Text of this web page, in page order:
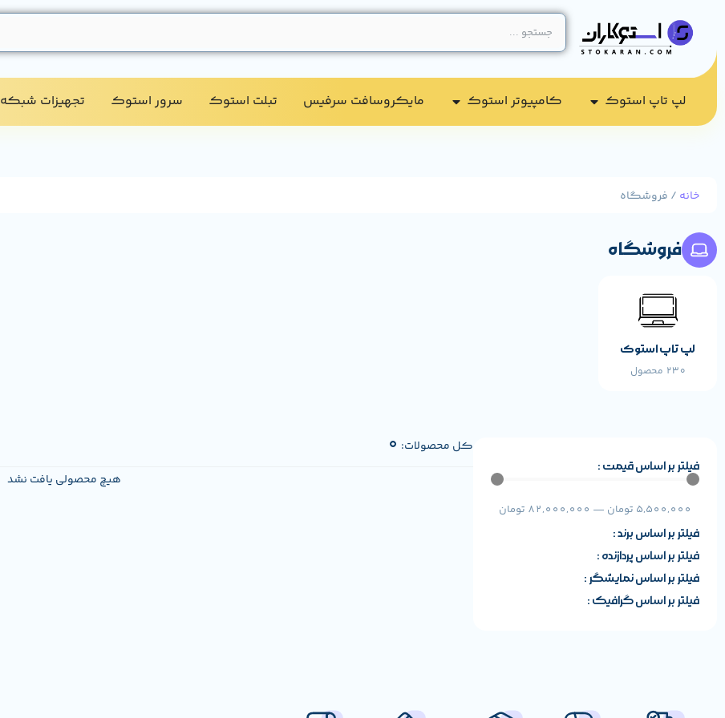
لپ تاپ استوک کامپیوتر استوک​ مایکروسافت سرفیس تبلت استوک​ سرور استوک​ تجهیزات شبکه​
خانه / فروشگاه
فروشگاه
لپ تاپ استوک
230 محصول
فیلتر بر اساس قیمت :
5,500,000 تومان —
82,000,000 تومان
فیلتر بر اساس برند :
فیلتر بر اساس پردازنده :
فیلتر بر اساس نمایشگر :
فیلتر بر اساس گرافیک :
کل محصولات: 0
هیچ محصولی یافت نشد